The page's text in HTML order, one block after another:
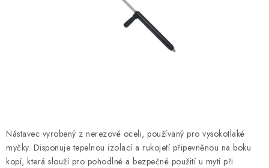
CHEMIE - BEZKONTAKTNÍ MYČKY
Nástavec vyrobený z nerezové oceli, používaný pro vysokotlaké
myčky. Disponuje tepelnou izolací a rukojetí připevněnou na boku
kopí, která slouží pro pohodlné a bezpečné použití u mytí při